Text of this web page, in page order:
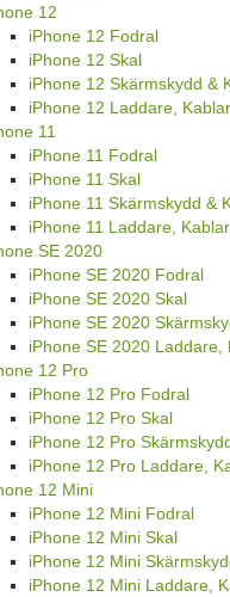
12
iPhone 12 Fodral
iPhone 12 Skal
iPhone 12 Skärmskydd &
iPhone 12 Laddare,
11
iPhone 11 Fodral
iPhone 11 Skal
iPhone 11 Skärmskydd &
iPhone 11 Laddare,
SE 2020
iPhone SE 2020 Fodral
iPhone SE 2020 Skal
iPhone SE 2020
iPhone SE 2020 Laddare,
12 Pro
iPhone 12 Pro Fodral
iPhone 12 Pro Skal
iPhone 12 Pro
iPhone 12 Pro Laddare,
12 Mini
iPhone 12 Mini Fodral
iPhone 12 Mini Skal
iPhone 12 Mini
iPhone 12 Mini Laddare,